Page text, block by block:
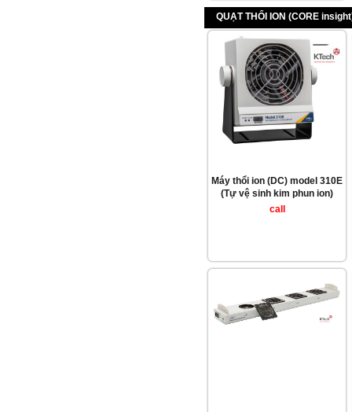
QUẠT THỔI ION (CORE
Máy thổi ion (DC) model 310E
(Tự vệ sinh kim phun ion)
call